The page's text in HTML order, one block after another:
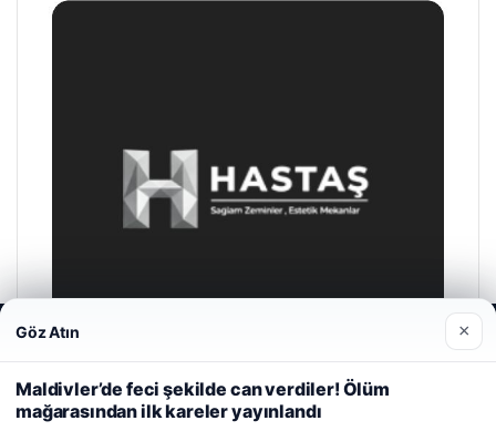
Web sitemizi nasıl kullandığınızı daha iyi anlayabilmek,
deneyiminizi kişiselleştirmek ve geliştirmek amacıyla çerezler
kullanıyoruz. Çerez Politikamız
Reddet Kabul Et
Göz Atın ×
Maldivler’de feci şekilde can verdiler! Ölüm
mağarasından ilk kareler yayınlandı